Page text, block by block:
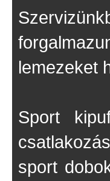
lemezeket
Sport
sport